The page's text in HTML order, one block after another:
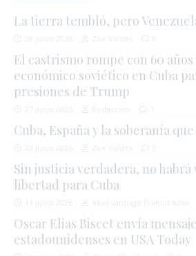
La tierra tembló, pero
El castrismo rompe con 60
económico soviético en Cuba
presiones de Trump
Cuba, España y la soberanía
Sin justicia verdadera, no
libertad para Cuba
Oscar Elias Biscet envía
estadounidenses en USA Today